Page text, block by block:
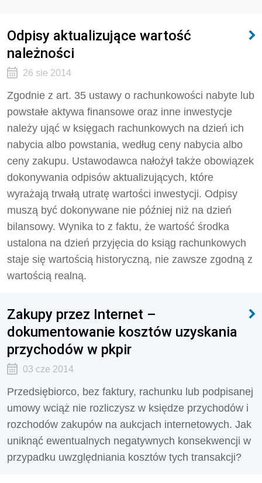
Odpisy aktualizujące wartość
należności
26 sie 2014
Zgodnie z art. 35 ustawy o rachunkowości nabyte lub
powstałe aktywa finansowe oraz inne inwestycje
należy ująć w księgach rachunkowych na dzień ich
nabycia albo powstania, według ceny nabycia albo
ceny zakupu. Ustawodawca nałożył także obowiązek
dokonywania odpisów aktualizujących, które
wyrażają trwałą utratę wartości inwestycji. Odpisy
muszą być dokonywane nie później niż na dzień
bilansowy. Wynika to z faktu, że wartość środka
ustalona na dzień przyjęcia do ksiąg rachunkowych
staje się wartością historyczną, nie zawsze zgodną z
wartością realną.
Zakupy przez Internet –
dokumentowanie kosztów uzyskania
przychodów w pkpir
03 cze 2014
Przedsiębiorco, bez faktury, rachunku lub podpisanej
umowy wciąż nie rozliczysz w księdze przychodów i
rozchodów zakupów na aukcjach internetowych. Jak
uniknąć ewentualnych negatywnych konsekwencji w
przypadku uwzględniania kosztów tych transakcji?